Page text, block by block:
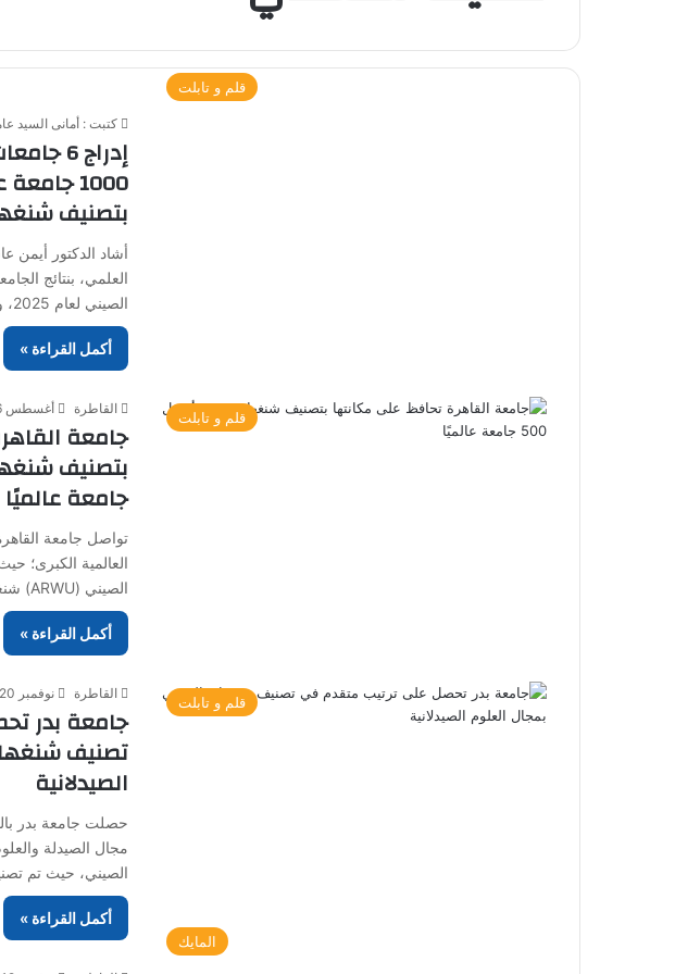
قلم و تابلت
كتبت : أمانى السيد
إدراج
1000
بتصنيف
أشاد الدكتور أيمن
العلمي، بنتائج
الصيني لعام 2025، والذي يُعَد…
أكمل القراءة »
قلم و تابلت
القاطرة أغسطس 16, 2025
جامعة
جامعة عالميًا
تواصل جامعة القاهرة
العالمية الكبرى؛
الصيني (ARWU) شنغهاي لعام 2025، وحافظت…
أكمل القراءة »
قلم و تابلت
القاطرة نوفمبر 20, 2024
جامعة بدر
تصنيف
الصيدلانية
حصلت جامعة بدر
مجال الصيدلة
الصيني، حيث تم
أكمل القراءة »
المايك